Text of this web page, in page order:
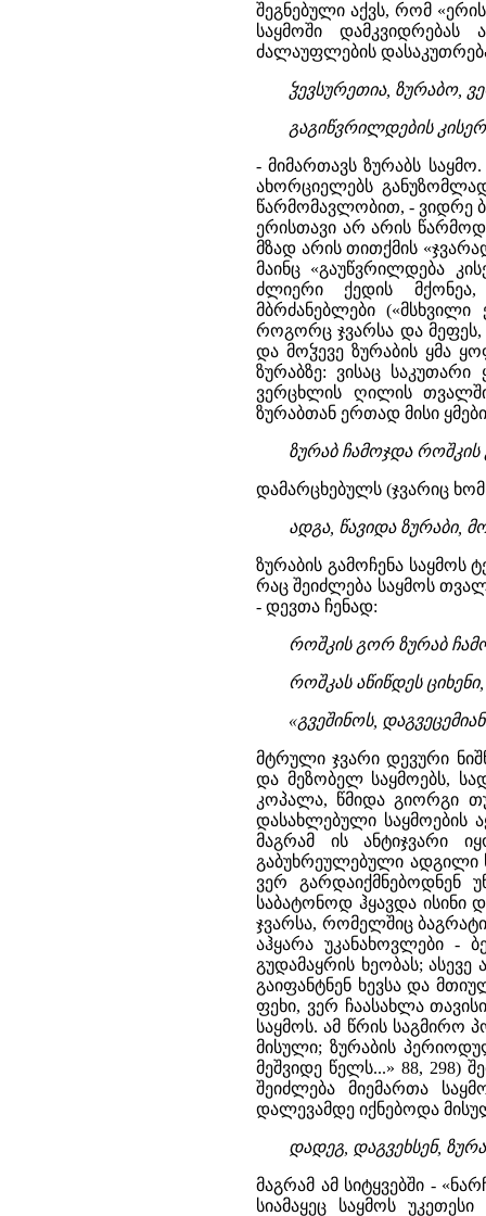
შეგნებული აქვს, რომ
საყმოში
ძალაუფლების
ჴევსურეთია, ზურაბო,
გაგიწვრილდების
- მიმართავს ზურაბს
ახორციელებს
წარმომავლობით, - ვიდრე
ერისთავი არ არის
მზად არის თითქმის
მაინც «გაუწვრილდება
ძლიერი ქედის მქონეა,
მბრძანებლები
როგორც ჯვარსა და მეფეს,
და მოჴევე ზურაბის ყმა
ზურაბზე: ვისაც
ვერცხლის ღილის
ზურაბთან ერთად მისი
ზურაბ ჩამოჯდა როშკის
დამარცხებულს (ჯვარიც ხომ
ადგა, წავიდა ზურაბი,
ზურაბის გამოჩენა
რაც შეიძლება საყმოს
- დევთა ჩენად:
როშკის გორ ზურაბ
როშკას აწიწდეს
«გვეშინოს,
მტრული ჯვარი დევური
და მეზობელ საყმოებს,
კოპალა, წმიდა გიორგი
დასახლებული საყმოების
მაგრამ ის ანტიჯვარი
გაბუხრეულებული ადგილი
ვერ გარდაიქმნებოდნენ
საბატონოდ ჰყავდა ისინი
ჯვარსა, რომელშიც
აჰყარა უკანახოვლები -
გუდამაყრის ხეობას;
გაიფანტნენ ხევსა და
ფეხი, ვერ ჩაასახლა
საყმოს. ამ წრის საგმირო
მისული; ზურაბის
მეშვიდე წელს...» 88, 298)
შეიძლება მიემართა
დალევამდე იქნებოდა
დადეგ, დაგვეხსენ,
მაგრამ ამ სიტყვებში -
სიამაყეც საყმოს